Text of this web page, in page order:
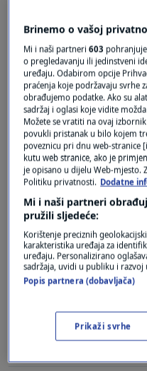
Čačić o
napraviti u
rušenja ne
drugo
VIJESTI|26. stu.
JASENKA
SDP-ovka
Brinemo o vašoj
Mi i naši partneri603
o pregledavanju ili jedinstveni
uređaju. Odabirom opcije
praćenja koje podržavaju svrhe
obrađujemo podatke. Ako su
sadržaj i oglasi koje vidite
Možete se vratiti na ovaj
povukli pristanak u bilo kojem
poveznicu pri dnu web-stranice
kutu web stranice, ako je
je opisano u dijelu Web-mjesto.
Politiku privatnosti. Dodatne
Mi i naši partneri
pružili sljedeće:
Korištenje preciznih
karakteristika uređaja za
uređaju. Personalizirano
sadržaja, uvidi u publiku i razvoj
Popis partnera (dobavljača)
Prikaži svrhe